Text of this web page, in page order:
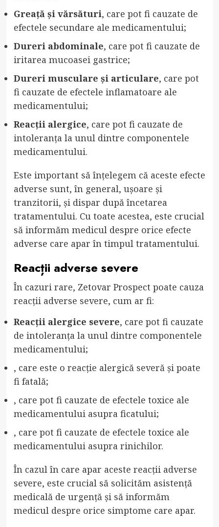
Greață și vărsături, care pot fi cauzate de
efectele secundare ale medicamentului;
Dureri abdominale, care pot fi cauzate de
iritarea mucoasei gastrice;
Dureri musculare și articulare, care pot
fi cauzate de efectele inflamatoare ale
medicamentului;
Reacții alergice, care pot fi cauzate de
intoleranța la unul dintre componentele
medicamentului.
Este important să înțelegem că aceste efecte
adverse sunt, în general, ușoare și
tranzitorii, și dispar după încetarea
tratamentului. Cu toate acestea, este crucial
să informăm medicul despre orice efecte
adverse care apar în timpul tratamentului.
Reacții adverse severe
În cazuri rare, Zetovar Prospect poate cauza
reacții adverse severe, cum ar fi:
Reacții alergice severe, care pot fi cauzate
de intoleranța la unul dintre componentele
medicamentului;
, care este o reacție alergică severă și poate
fi fatală;
, care pot fi cauzate de efectele toxice ale
medicamentului asupra ficatului;
, care pot fi cauzate de efectele toxice ale
medicamentului asupra rinichilor.
În cazul în care apar aceste reacții adverse
severe, este crucial să solicităm asistență
medicală de urgență și să informăm
medicul despre orice simptome care apar.